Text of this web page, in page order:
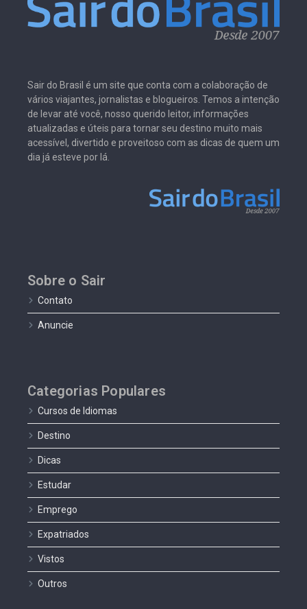
Sair do Brasil é um site que conta com a colaboração de
vários viajantes, jornalistas e blogueiros. Temos a intenção
de levar até você, nosso querido leitor, informações
atualizadas e úteis para tornar seu destino muito mais
acessível, divertido e proveitoso com as dicas de quem um
dia já esteve por lá.
Sobre o Sair
Contato
Anuncie
Categorias Populares
Cursos de Idiomas
Destino
Dicas
Estudar
Emprego
Expatriados
Vistos
Outros